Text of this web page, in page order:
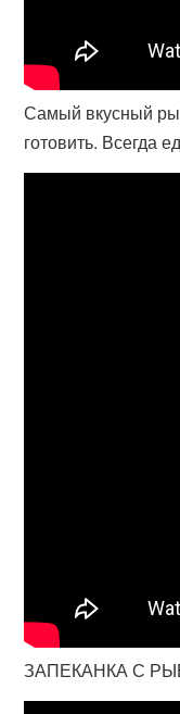
Самый вкусный
готовить. Всегда
ЗАПЕКАНКА С